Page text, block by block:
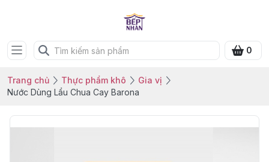
0
Trang chủ Thực phẩm khô
Gia vị
Nước Dùng Lẩu Chua Cay Barona